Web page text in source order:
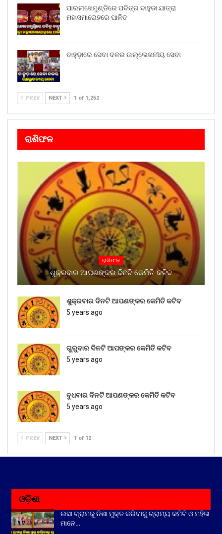
ପାରଳାଖେମୁଣ୍ଡିରେ ପବିତ୍ର ବାହୁଡା ଯାତ୍ରା
ମହାସମାରୋହରେ ପାଳିତ
ବାହୁଡ଼ାରେ ସେବା ଦଳର ଉଲ୍ଲେଖନୀୟ ସେବା
PREV NEXT 1 of 1,252
ରାଶିଫଳ
ରାଶିଫଳ
ଶୁକ୍ରବାର ଆପଣଙ୍କର ଦିନଟି କେମିତି କଟିବ
ଶୁକ୍ରବାର ଦିନଟି ଆପଣଙ୍କର କେମିତି କଟିବ
5 years ago
ଗୁରୁବାର ଦିନଟି ଆପଙ୍କର କେମିତି କଟିବ
5 years ago
ବୁଧବାର ଦିନଟି ଆପଣଙ୍କର କେମିତି କଟିବ
5 years ago
PREV NEXT 1 of 12
ଓଡ଼ିଶା
ଲସା ଗ୍ରାମକୁ ନିଶା ମୁକ୍ତ କରିବାକୁ ଗ୍ରାମ୍ୟ କମିଟି ଓ ମହିଳା
ମାନେ…